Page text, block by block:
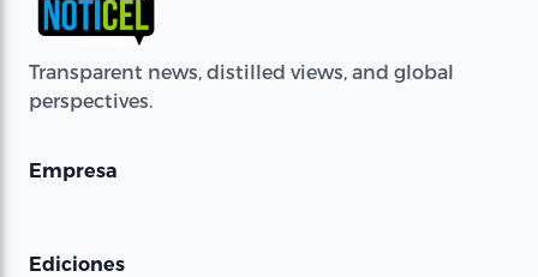
Transparent news, distilled views, and global
perspectives.
Empresa
Ediciones